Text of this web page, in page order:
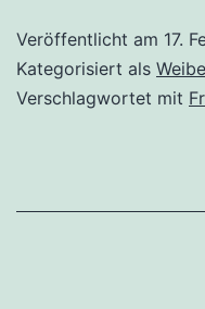
Veröffentlicht am 17.
Kategorisiert als
Verschlagwortet mit